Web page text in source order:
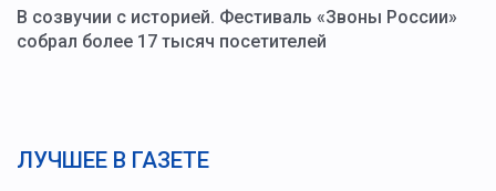
В созвучии с историей. Фестиваль «Звоны России»
собрал более 17 тысяч посетителей
ЛУЧШЕЕ В ГАЗЕТЕ